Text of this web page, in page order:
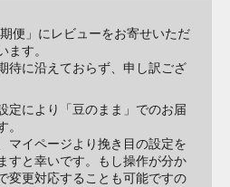
便」にレビューをお寄せいただ
ます。
待に沿えておらず、申し訳ござ
定により「豆のまま」でのお届
。
マイページより挽き目の設定を
すと幸いです。もし操作が分か
変更対応することも可能ですの